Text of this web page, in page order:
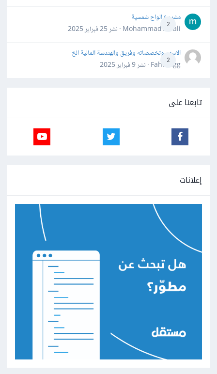
2
مشروع الواح شمسية
Mohammad Awali · نشر
25 فبراير 2025
2
الاسهم وتخصصاته وفريق والهندسة المالية الخ
Fahd Ggg · نشر
9 فبراير 2025
تابعنا على
إعلانات